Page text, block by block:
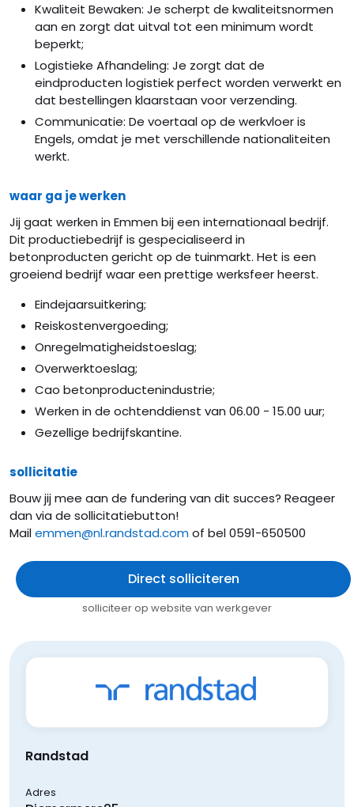
Kwaliteit Bewaken: Je scherpt de kwaliteitsnormen
aan en zorgt dat uitval tot een minimum wordt
beperkt;
Logistieke Afhandeling: Je zorgt dat de
eindproducten logistiek perfect worden verwerkt en
dat bestellingen klaarstaan voor verzending.
Communicatie: De voertaal op de werkvloer is
Engels, omdat je met verschillende nationaliteiten
werkt.
waar ga je werken
Jij gaat werken in Emmen bij een internationaal bedrijf.
Dit productiebedrijf is gespecialiseerd in
betonproducten gericht op de tuinmarkt. Het is een
groeiend bedrijf waar een prettige werksfeer heerst.
Eindejaarsuitkering;
Reiskostenvergoeding;
Onregelmatigheidstoeslag;
Overwerktoeslag;
Cao betonproductenindustrie;
Werken in de ochtenddienst van 06.00 - 15.00 uur;
Gezellige bedrijfskantine.
sollicitatie
Bouw jij mee aan de fundering van dit succes? Reageer
dan via de sollicitatiebutton!
Mailemmen@nl.randstad.comof bel 0591-650500
Direct solliciteren
solliciteer op website van werkgever
Randstad
Adres